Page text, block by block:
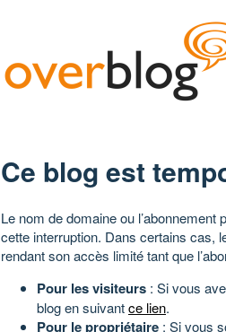
Ce blog est
Le nom de domaine ou
cette interruption. Dans certains cas,
rendant son accès limité tant que
Pour les visiteurs : Si vous
blog en suivantce lien.
Pour le propriétaire : Si vous